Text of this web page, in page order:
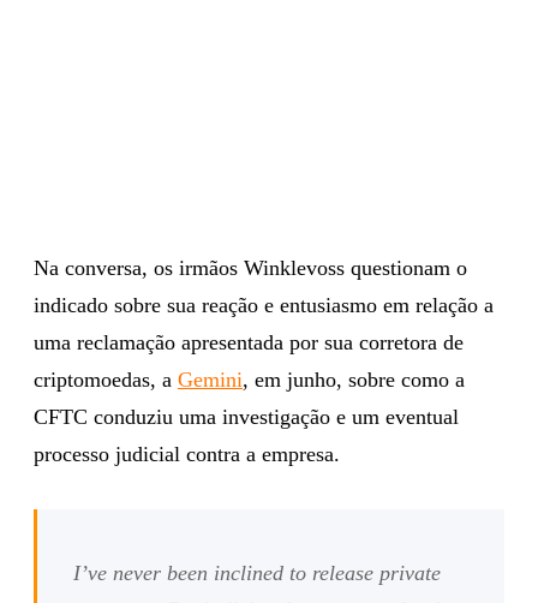
Na conversa, os irmãos Winklevoss questionam o
indicado sobre sua reação e entusiasmo em relação a
uma reclamação apresentada por sua corretora de
criptomoedas, a Gemini, em junho, sobre como a
CFTC conduziu uma investigação e um eventual
processo judicial contra a empresa.
I’ve never been inclined to release private